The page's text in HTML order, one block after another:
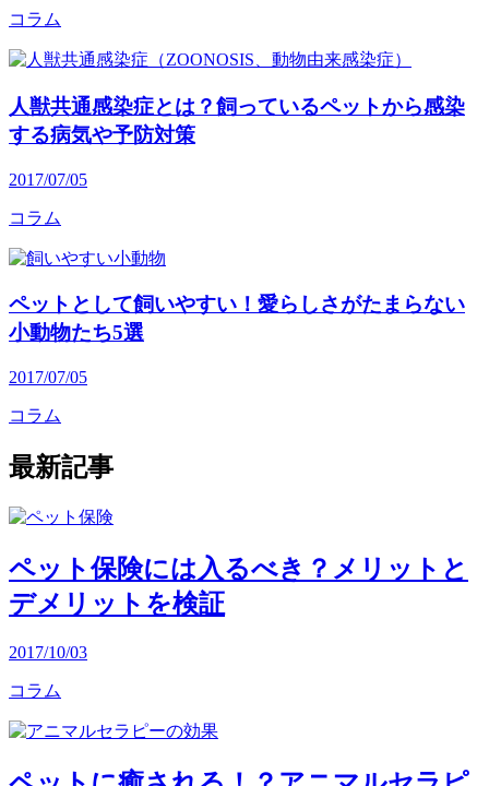
コラム
人獣共通感染症とは？飼っているペットから感染
する病気や予防対策
2017/07/05
コラム
ペットとして飼いやすい！愛らしさがたまらない
小動物たち5選
2017/07/05
コラム
最新記事
ペット保険には入るべき？メリットと
デメリットを検証
2017/10/03
コラム